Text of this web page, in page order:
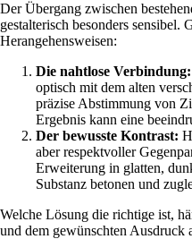
Der Übergang zwischen
gestalterisch besonders sensibel.
Herangehensweisen:
Die nahtlose Verbindung:
optisch mit dem alten
präzise Abstimmung von
Ergebnis kann eine
Der bewusste Kontrast:
aber respektvoller
Erweiterung in glatten,
Substanz betonen und
Welche Lösung die richtige ist,
und dem gewünschten Ausdruck